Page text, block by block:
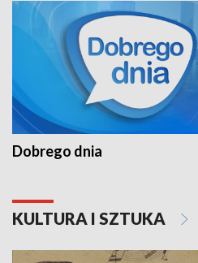
Dobrego dnia
KULTURA I SZTUKA